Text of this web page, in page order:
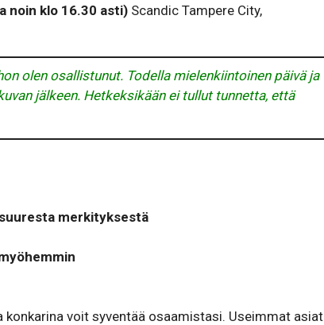
noin klo 16.30 asti) Scandic Tampere City,
olen osallistunut. Todella mielenkiintoinen päivä ja
jälkeen. Hetkeksikään ei tullut tunnetta, että
merkityksestä
voit syventää osaamistasi. Useimmat asiat